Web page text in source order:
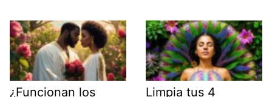
¿Funcionan los
Limpia tus 4